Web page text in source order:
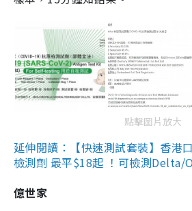
點擊圖片放大
延伸閱讀：【快速測試套裝】香港
檢測劑 最平$18起 ！可檢測Delta/
億世家